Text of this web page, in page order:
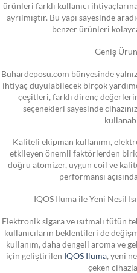
ürünleri farklı kullanıcı
ayrılmıştır. Bu yapı sayesinde
benzer ürünleri
Geniş
Buhardeposu.com bünyesinde
ihtiyaç duyulabilecek birçok
çeşitleri, farklı direnç
seçenekleri sayesinde
Kaliteli ekipman kullanımı,
etkileyen önemli faktörlerden
doğru atomizer, uygun coil ve
performansı
IQOS Iluma ile Yeni Nesil
Elektronik sigara ve ısıtmalı tütün
kullanıcıların beklentileri de
kullanım, daha dengeli aroma ve
için geliştirilen IQOS Iluma, yeni
çeken